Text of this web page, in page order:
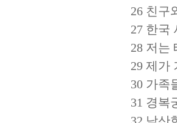
26 친구
27 한국
28 저는
29 제가
30 가족
31 경복